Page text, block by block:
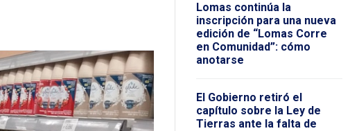
Lomas continúa la
inscripción para una nueva
edición de “Lomas Corre
en Comunidad”: cómo
anotarse
El Gobierno retiró el
capítulo sobre la Ley de
Tierras ante la falta de